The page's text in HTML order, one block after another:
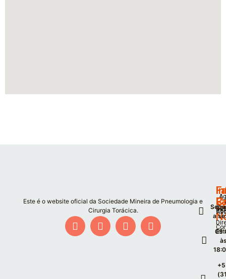
Este é o website oficial da Sociedade Mineira de Pneumologia e
Cirurgia Torácica.
a